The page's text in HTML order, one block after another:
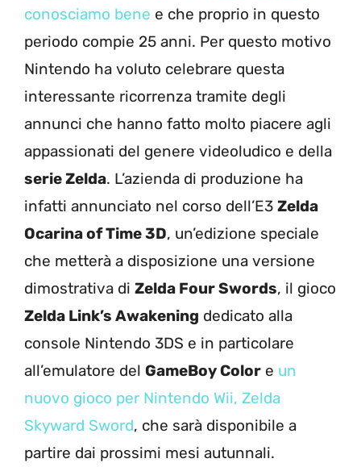
conosciamo bene e che proprio in questo
periodo compie 25 anni. Per questo motivo
Nintendo ha voluto celebrare questa
interessante ricorrenza tramite degli
annunci che hanno fatto molto piacere agli
appassionati del genere videoludico e della
serie Zelda. L’azienda di produzione ha
infatti annunciato nel corso dell’E3 Zelda
Ocarina of Time 3D, un’edizione speciale
che metterà a disposizione una versione
dimostrativa di Zelda Four Swords, il gioco
Zelda Link’s Awakening dedicato alla
console Nintendo 3DS e in particolare
all’emulatore del GameBoy Color e un
nuovo gioco per Nintendo Wii, Zelda
Skyward Sword, che sarà disponibile a
partire dai prossimi mesi autunnali.